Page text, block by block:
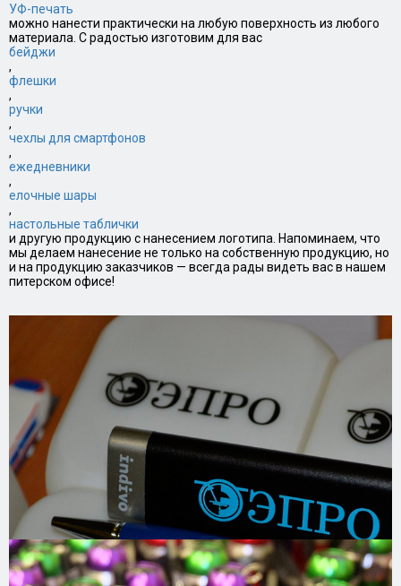
УФ-печать
можно нанести практически на любую поверхность из любого
материала. С радостью изготовим для вас
бейджи
,
флешки
,
ручки
,
чехлы для смартфонов
,
ежедневники
,
елочные шары
,
настольные таблички
и другую продукцию с нанесением логотипа. Напоминаем, что
мы делаем нанесение не только на собственную продукцию, но
и на продукцию заказчиков — всегда рады видеть вас в нашем
питерском офисе!